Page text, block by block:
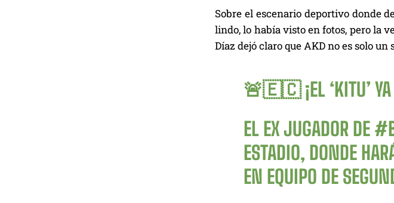
Sobre el escenario deportivo donde
lindo, lo había visto en fotos, pero la
Díaz dejó claro que AKD no es solo
🚨🇪🇨 ¡EL ‘KITU’ YA
EL EX JUGADOR DE
ESTADIO, DONDE
EN EQUIPO DE